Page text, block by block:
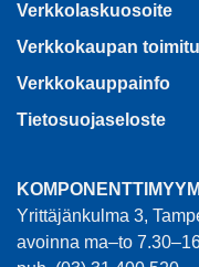
Verkkolaskuosoite
Verkkokaupan
Verkkokauppainfo
Tietosuojaseloste
Yrittäjänkulma 3,
avoinna ma–to